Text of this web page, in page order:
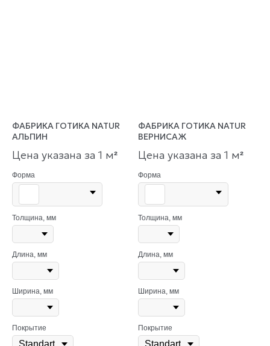
ФАБРИКА ГОТИКА NATUR
АЛЬПИН
Цена указана за 1 м²
Форма
Толщина, мм
Длина, мм
Ширина, мм
Покрытие
ФАБРИКА ГОТИКА NATUR
ВЕРНИСАЖ
Цена указана за 1 м²
Форма
Толщина, мм
Длина, мм
Ширина, мм
Покрытие